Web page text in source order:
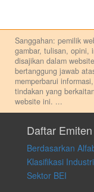
Sanggahan: pemilik
gambar, tulisan, opini,
disajikan dalam
bertanggung jawab
memperbarui
tindakan yang
website ini. ...
pribadi. Kami tidak
membeli, menjual
transaksi
atas keputusan
apapun juga, yang
langsung atas konten
Daftar Emiten
Berdasarkan
Klasifikasi Industri
Sektor BEI